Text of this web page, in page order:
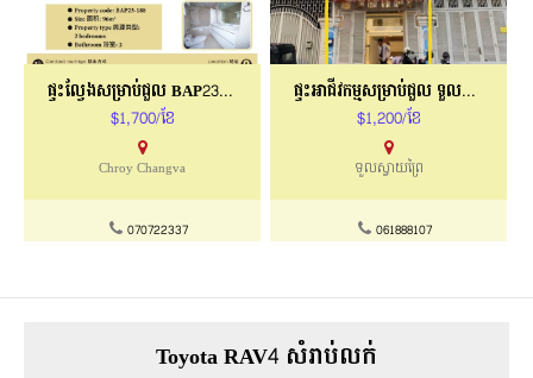
ផ្ទះល្វែងសម្រាប់ជួល BAP23-188
$1,700/ខែ
Chroy Changva
070722337
ផ្ទះអាជីវកម្មសម្រាប់ជួល​ ទួលស្វាយព្រៃ
$1,200/ខែ
ទួលស្វាយព្រៃ
061888107
Toyota RAV4 សំរាប់លក់